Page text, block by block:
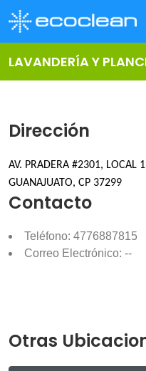
LAVANDERÍA Y
Dirección
AV. PRADERA #2301, LOCAL
GUANAJUATO, CP 37299
Contacto
Teléfono: 4776887815
Correo Electrónico: --
Otras